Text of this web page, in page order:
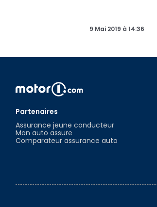
9 Mai 2019 à 14:36
Partenaires
Assurance jeune conducteur
Mon auto assure
Comparateur assurance auto